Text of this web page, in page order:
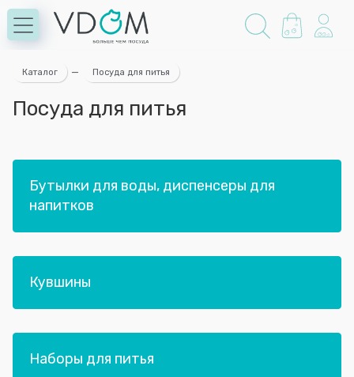
Каталог — Посуда для питья
Посуда для питья
Бутылки для воды, диспенсеры для
напитков
Кувшины
Наборы для питья